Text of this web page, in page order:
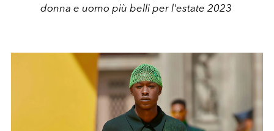
donna e uomo più belli per l'estate 2023